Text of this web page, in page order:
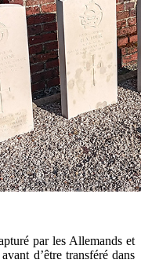
par les Allemands et
d’être transféré dans